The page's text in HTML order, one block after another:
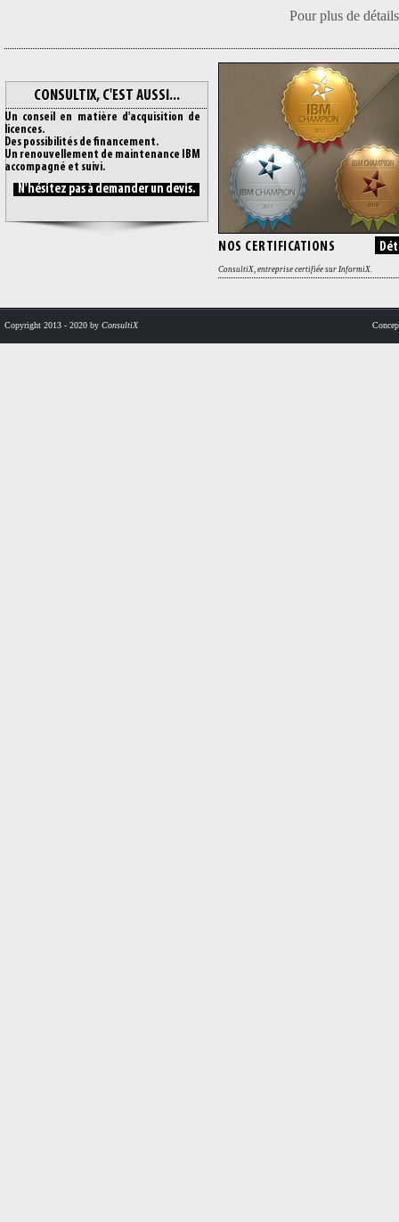
Pour plus de
CONSULTIX, C'EST AUSSI...
Un conseil en matière d'acquisition de
licences.
Des possibilités de financement.
Un renouvellement de maintenance IBM
accompagné et suivi.
N'hésitez pas à demander un devis.
NOS CERTIFICATIONS
ConsultiX, entreprise certifiée sur InformiX.
Copyright 2013 - 2020 by ConsultiX